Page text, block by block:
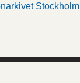
Stockholm